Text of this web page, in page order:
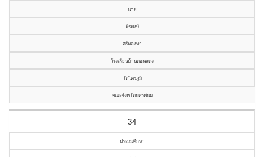
นาย
พีรพงษ์
ศรีทองทา
โรงเรียนบ้านดอนแดง
วัดไตรภูมิ
คณะจังหวัดนครพนม
34
ประถมศึกษา